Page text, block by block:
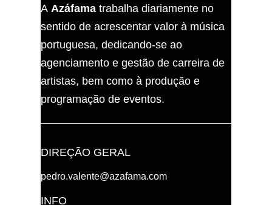
A Azáfama trabalha diariamente no
sentido de acrescentar valor à música
portuguesa, dedicando-se ao
agenciamento e gestão de carreira de
artistas, bem como à produção e
programação de eventos.
DIREÇÃO GERAL
pedro.valente@azafama.com
INFO